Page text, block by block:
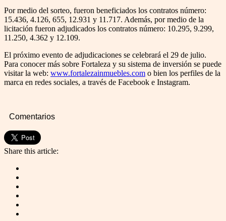
Por medio del sorteo, fueron beneficiados los contratos número:
15.436, 4.126, 655, 12.931 y 11.717. Además, por medio de la
licitación fueron adjudicados los contratos número: 10.295, 9.299,
11.250, 4.362 y 12.109.
El próximo evento de adjudicaciones se celebrará el 29 de julio.
Para conocer más sobre Fortaleza y su sistema de inversión se puede
visitar la web: www.fortalezainmuebles.com o bien los perfiles de la
marca en redes sociales, a través de Facebook e Instagram.
Comentarios
Share this article: